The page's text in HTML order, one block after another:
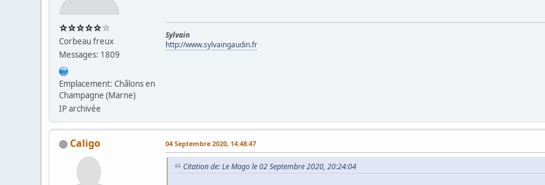
Corbeau freux
Messages: 1809
Emplacement: Châlons en
Champagne (Marne)
IP archivée
Sylvain
http://www.sylvaingaudin.fr
Caligo 04 Septembre 2020, 14:48:47
Citation de: Le Mago le 02 Septembre 2020, 20:24:04